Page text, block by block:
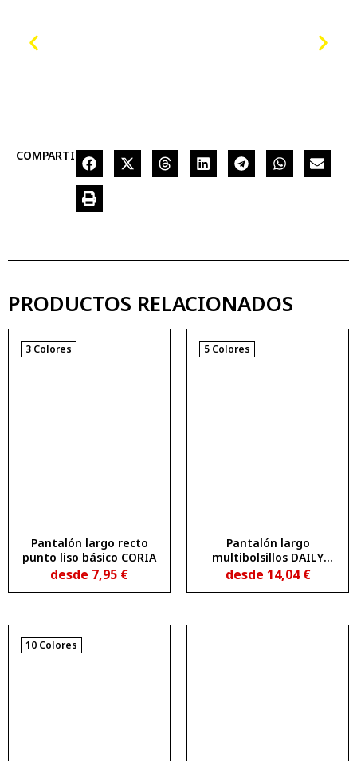
COMPARTIR
PRODUCTOS RELACIONADOS
3 Colores
Pantalón largo recto
punto liso básico CORIA
desde 7,95 €
5 Colores
Pantalón largo
multibolsillos DAILY
STRETCH
desde 14,04€
10 Colores